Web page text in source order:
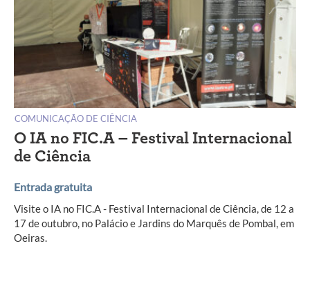
COMUNICAÇÃO DE CIÊNCIA
O IA no FIC.A – Festival Internacional
de Ciência
Entrada gratuita
Visite o IA no FIC.A - Festival Internacional de Ciência, de 12 a
17 de outubro, no Palácio e Jardins do Marquês de Pombal, em
Oeiras.